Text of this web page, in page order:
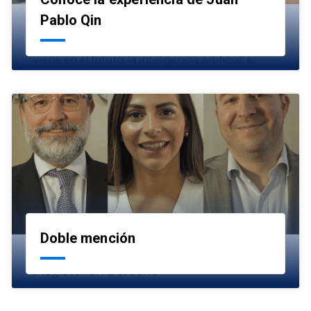
Pablo Qin
Doble mención